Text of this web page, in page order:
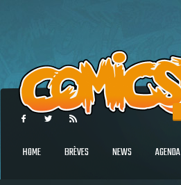
HOME BRÈVES NEWS AGENDA